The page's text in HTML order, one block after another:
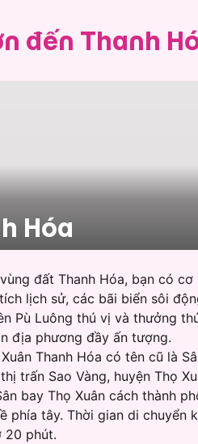
đến Thanh
Hóa
đất Thanh Hóa, bạn có cơ
lịch sử, các bãi biển sôi
Pù Luông thú vị và thưởng
địa phương đầy ấn tượng.
Thanh Hóa có tên cũ là
trấn Sao Vàng, huyện Thọ
bay Thọ Xuân cách thành
phía tây. Thời gian di chuyển
20 phút.